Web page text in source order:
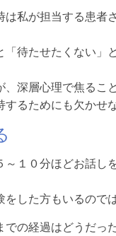
私が担当する患者
待たせたくない」
深層心理で焦るこ
るためにも欠かせ
１０分ほどお話し
した方もいるので
の経過はどうだっ